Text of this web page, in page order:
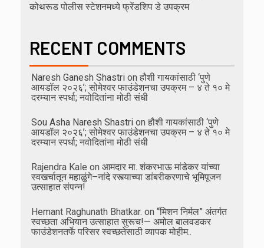
कोथरूड पोलीस स्टेशनमध्ये फ्रेंडशिप डे उपक्रम
RECENT COMMENTS
Naresh Ganesh Shastri on हौशी गायकांसाठी ‘पुणे
आयडॉल २०२६’; सोमेश्वर फाउंडेशनचा उपक्रम – ४ ते १० मे
दरम्यान स्पर्धा; नवोदितांना मोठी संधी
Sou Asha Naresh Shastri on हौशी गायकांसाठी ‘पुणे
आयडॉल २०२६’; सोमेश्वर फाउंडेशनचा उपक्रम – ४ ते १० मे
दरम्यान स्पर्धा; नवोदितांना मोठी संधी
Rajendra Kale on आमदार मा. शंकरभाऊ मांडेकर यांच्या
स्वखर्चातून महाळुंगे–नांदे रस्त्याच्या डांबरीकरणाचे भूमिपूजन
उत्साहात संपन्न!
Hemant Raghunath Bhatkar. on “मिशन निर्मल” अंतर्गत
स्वच्छता अभियान उत्साहात सुरूच!— अमोल बालवडकर
फाउंडेशनतर्फे परिसर स्वच्छतेसाठी व्यापक मोहीम..